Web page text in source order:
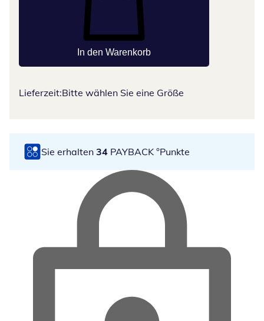
In den Warenkorb
Lieferzeit:Bitte wählen Sie eine Größe
Sie erhalten 34 PAYBACK °Punkte